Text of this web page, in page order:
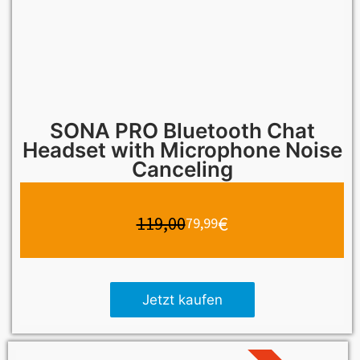
SONA PRO Bluetooth Chat
Headset with Microphone Noise
Canceling
119,0079,99€
Jetzt kaufen